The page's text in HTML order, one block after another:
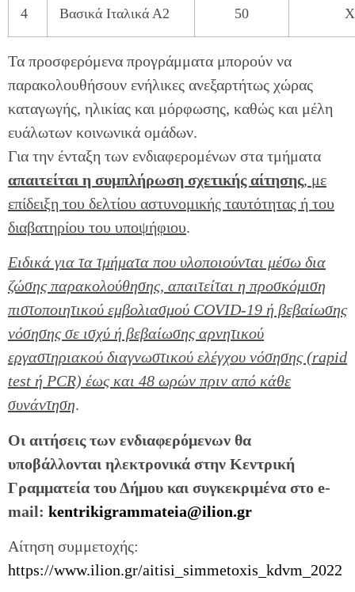
4 Βασικά Ιταλικά Α2 50 Χ
Τα προσφερόμενα προγράμματα μπορούν να
παρακολουθήσουν ενήλικες ανεξαρτήτως χώρας
καταγωγής, ηλικίας και μόρφωσης, καθώς και μέλη
ευάλωτων κοινωνικά ομάδων.
Για την ένταξη των ενδιαφερομένων στα τμήματα
απαιτείται η συμπλήρωση σχετικής αίτησης, με
επίδειξη του δελτίου αστυνομικής ταυτότητας ή του
διαβατηρίου του υποψήφιου.
Ειδικά για τα τμήματα που υλοποιούνται μέσω δια
ζώσης παρακολούθησης, απαιτείται η προσκόμιση
πιστοποιητικού εμβολιασμού COVID-19 ή βεβαίωσης
νόσησης σε ισχύ ή βεβαίωσης αρνητικού
εργαστηριακού διαγνωστικού ελέγχου νόσησης (rapid
test ή PCR) έως και 48 ωρών πριν από κάθε
συνάντηση.
Οι αιτήσεις των ενδιαφερόμενων θα
υποβάλλονται ηλεκτρονικά στην Κεντρική
Γραμματεία του Δήμου και συγκεκριμένα στο e-
mail: kentrikigrammateia@ilion.gr
Αίτηση συμμετοχής:
https://www.ilion.gr/aitisi_simmetoxis_kdvm_2022